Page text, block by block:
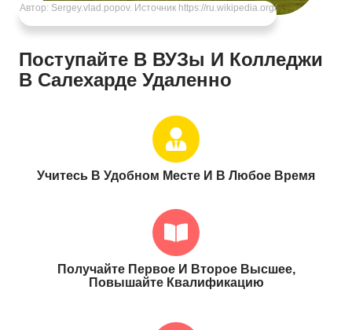
Автор: Sergey.vlad.popov. Источник https://ru.wikipedia.org/
Поступайте В ВУЗы И Колледжи
В Салехарде Удаленно
Учитесь В Удобном Месте И В Любое Время
Получайте Первое И Второе Высшее,
Повышайте Квалификацию